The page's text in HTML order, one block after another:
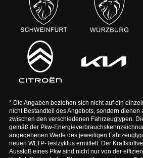
* Die Angaben beziehen sich nicht auf ein
nicht Bestandteil des Angebots, sondern dienen
zwischen den verschiedenen Fahrzeugtypen.
gemäß der Pkw-
angegebenen Werte des jeweiligen
neuen WLTP-Testzyklus ermittelt. Der
Ausstoß eines Pkw sind nicht nur von der